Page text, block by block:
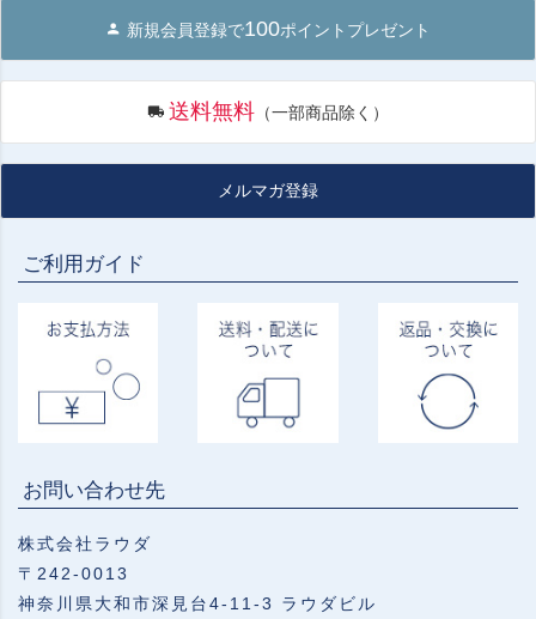
新規会員登録で100ポイントプレゼント
送料無料 （一部商品除く）
メルマガ登録
ご利用ガイド
お問い合わせ先
株式会社ラウダ
〒242-0013
神奈川県大和市深見台4-11-3 ラウダビル